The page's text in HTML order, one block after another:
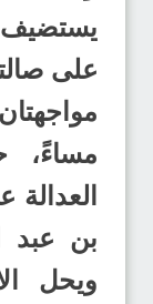
على
مساءً،
العدالة
بن عبد
ويحل